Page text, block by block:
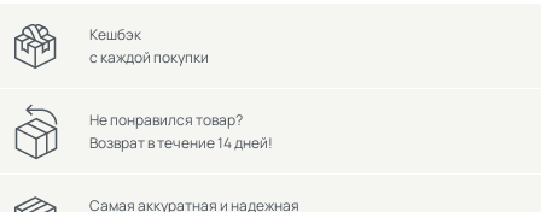
Кешбэк
с каждой покупки
Не понравился товар?
Возврат в течение 14 дней!
Самая аккуратная и надежная